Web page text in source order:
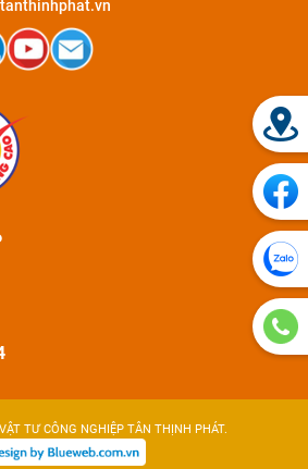
VẬT TƯ CÔNG NGHIỆP TÂN THỊNH PHÁT.